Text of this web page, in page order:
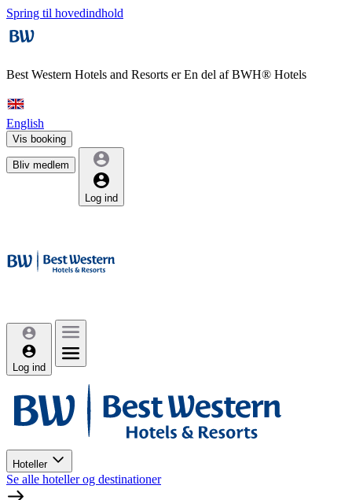
Spring til hovedindhold
Best Western Hotels and Resorts erEn del af BWH® Hotels
English
Vis booking
Bliv medlem
Log ind
Log ind
Hoteller
Se alle hoteller og destinationer